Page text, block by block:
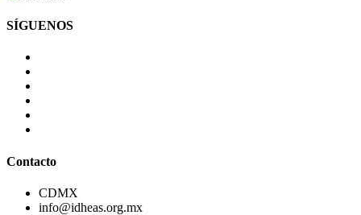
SÍGUENOS
Contacto
CDMX
info@idheas.org.mx